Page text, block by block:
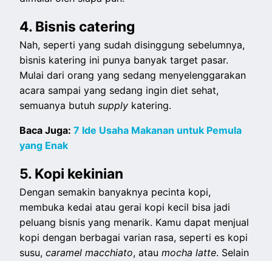
4. Bisnis catering
Nah, seperti yang sudah disinggung sebelumnya,
bisnis katering ini punya banyak target pasar.
Mulai dari orang yang sedang menyelenggarakan
acara sampai yang sedang ingin diet sehat,
semuanya butuhsupply katering.
Baca Juga:7 Ide Usaha Makanan untuk Pemula
yang Enak
5. Kopi kekinian
Dengan semakin banyaknya pecinta kopi,
membuka kedai atau gerai kopi kecil bisa jadi
peluang bisnis yang menarik. Kamu dapat menjual
kopi dengan berbagai varian rasa, seperti es kopi
susu,caramel macchiato, ataumocha latte. Selain